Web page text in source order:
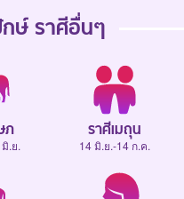
ษ์ราศีอื่นๆ
ภ
.ย.
ราศีเมถุน
14 มิ.ย.-14 ก.ค.